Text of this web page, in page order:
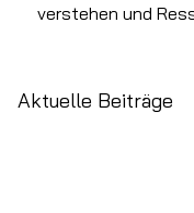
verstehen und
Aktuelle Beiträge